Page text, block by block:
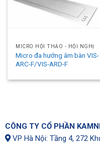
MICRO HỘI THẢO - HỘI NGHỊ
Micro đa hướng âm bàn VIS-
ARC-F/VIS-ARD-F
CÔNG TY CỔ PHẦN
VP Hà Nội: Tầng 4, 272